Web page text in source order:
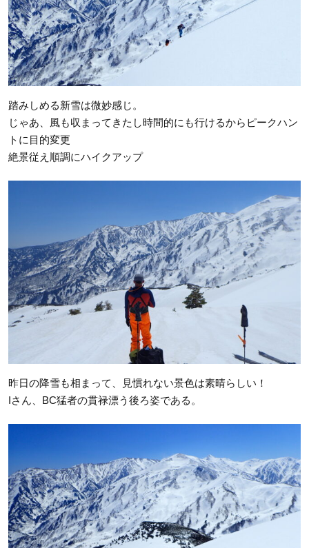
踏みしめる新雪は微妙感じ。
じゃあ、風も収まってきたし時間的にも行けるからピークハン
トに目的変更
絶景従え順調にハイクアップ
昨日の降雪も相まって、見慣れない景色は素晴らしい！
Iさん、BC猛者の貫禄漂う後ろ姿である。